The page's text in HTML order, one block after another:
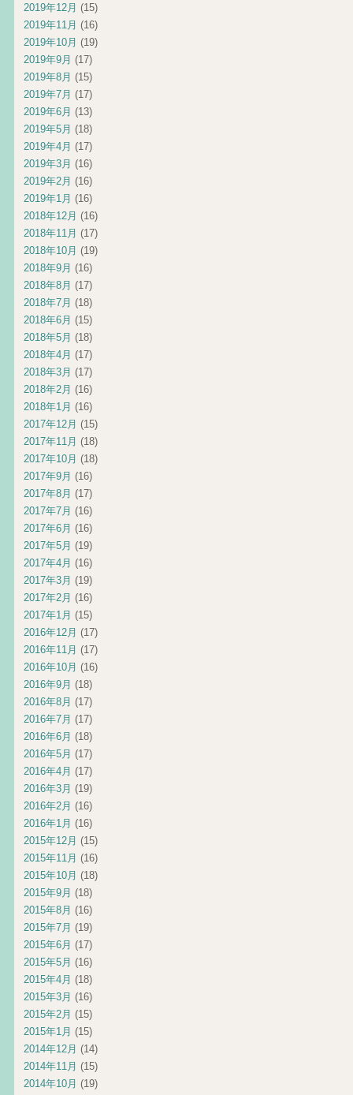
2019年12月 (15)
2019年11月 (16)
2019年10月 (19)
2019年9月 (17)
2019年8月 (15)
2019年7月 (17)
2019年6月 (13)
2019年5月 (18)
2019年4月 (17)
2019年3月 (16)
2019年2月 (16)
2019年1月 (16)
2018年12月 (16)
2018年11月 (17)
2018年10月 (19)
2018年9月 (16)
2018年8月 (17)
2018年7月 (18)
2018年6月 (15)
2018年5月 (18)
2018年4月 (17)
2018年3月 (17)
2018年2月 (16)
2018年1月 (16)
2017年12月 (15)
2017年11月 (18)
2017年10月 (18)
2017年9月 (16)
2017年8月 (17)
2017年7月 (16)
2017年6月 (16)
2017年5月 (19)
2017年4月 (16)
2017年3月 (19)
2017年2月 (16)
2017年1月 (15)
2016年12月 (17)
2016年11月 (17)
2016年10月 (16)
2016年9月 (18)
2016年8月 (17)
2016年7月 (17)
2016年6月 (18)
2016年5月 (17)
2016年4月 (17)
2016年3月 (19)
2016年2月 (16)
2016年1月 (16)
2015年12月 (15)
2015年11月 (16)
2015年10月 (18)
2015年9月 (18)
2015年8月 (16)
2015年7月 (19)
2015年6月 (17)
2015年5月 (16)
2015年4月 (18)
2015年3月 (16)
2015年2月 (15)
2015年1月 (15)
2014年12月 (14)
2014年11月 (15)
2014年10月 (19)